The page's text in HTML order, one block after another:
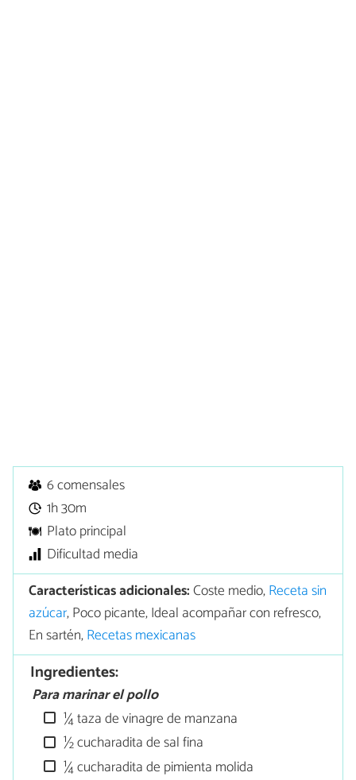
6 comensales
1h 30m
Plato principal
Dificultad media
Características adicionales:Coste medio,Receta sin
azúcar, Poco picante, Ideal acompañar con refresco,
En sartén,Recetas mexicanas
Ingredientes:
Para marinar el pollo
¼ taza de vinagre de manzana
½ cucharadita de sal fina
¼ cucharadita de pimienta molida